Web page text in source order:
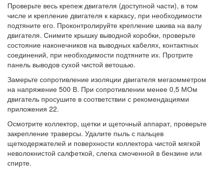
Проверьте весь крепеж двигателя (доступной части), в том
числе и крепление двигателя к каркасу, при необходимости
подтяните его. Проконтролируйте крепление шкива на валу
двигателя. Снимите крышку выводной коробки, проверьте
состояние наконечников на выводных кабелях, контактных
соединений, при необходимости подтяните их. Протрите
панель выводов сухой чистой ветошью.
Замерьте сопротивление изоляции двигателя мегаомметром
на напряжение 500 В. При сопротивлении менее 0,5 МОм
двигатель просушите в соответствии с рекомендациями
приложения 22.
Осмотрите коллектор, щетки и щеточный аппарат, проверьте
закрепление траверсы. Удалите пыль с пальцев
щеткодержателей и поверхности коллектора чистой мягкой
неволокнистой салфеткой, слегка смоченной в бензине или
спирте.